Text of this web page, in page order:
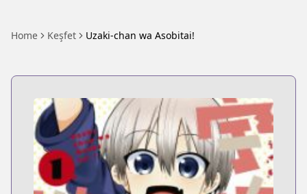
Home Keşfet Uzaki-chan wa Asobitai!